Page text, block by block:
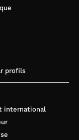
profils
international